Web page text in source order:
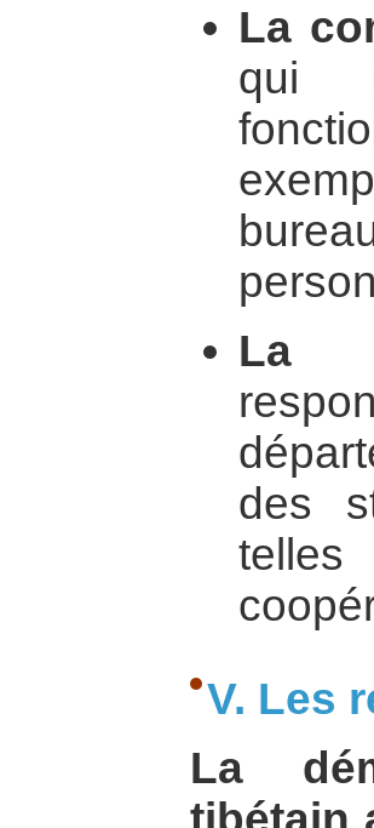
La
qui
La
des
V. Les
La